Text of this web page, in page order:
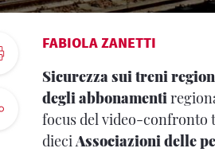
FABIOLA ZANETTI
Sicurezza sui treni
degli abbonamenti
focus del video-confronto
dieciAssociazioni delle